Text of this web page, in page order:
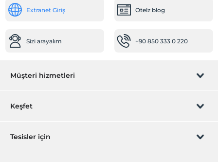
Çocuk karyolası
Bebek karyolası
Engelli banyosu
Barbekü olanağı
Extranet Giriş Otelz blog
Sizi arayalım +90 850 333 0 220
Müşteri hizmetleri
Rezervasyon yönet
Keşfet
Hediye Kart
Tesisler için